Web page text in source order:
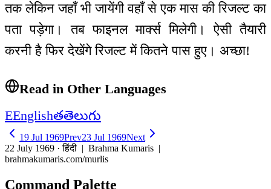
तक लेकिन जहाँ भी जायेंगी वहाँ से एक मास की रिजल्ट का
पता पड़ेगा। तब फाइनल मार्क्स मिलेगी। ऐसी तैयारी
करनी है फिर देखेंगे रिजल्ट में कितने पास हुए। अच्छा!
Read in Other Languages
EEnglishతతెలుగు
19 Jul 1969Prev23 Jul 1969Next
22 July 1969 · हिंदी | Brahma Kumaris |
brahmakumaris.com/murlis
Command Palette